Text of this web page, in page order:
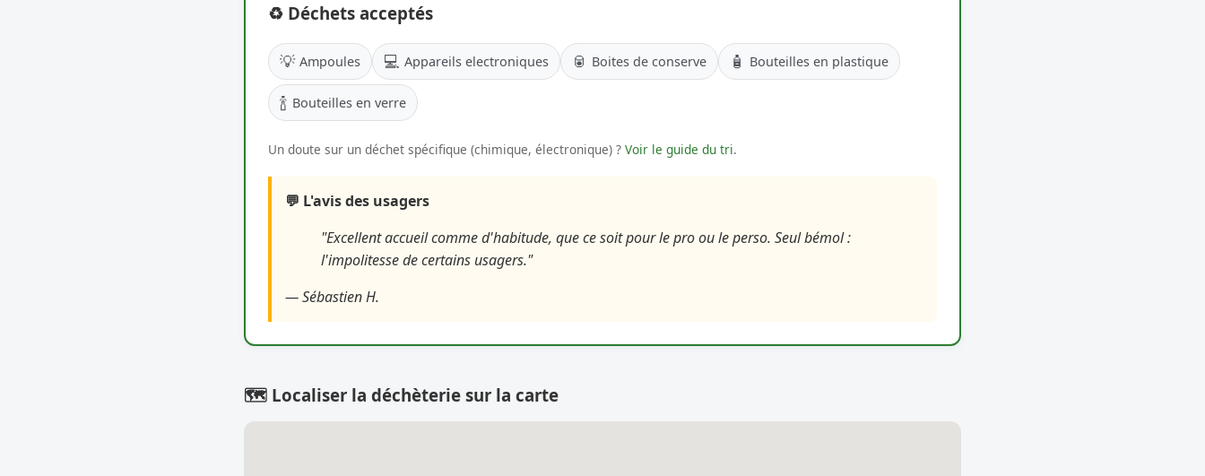
♻️ Déchets acceptés
💡 Ampoules 💻 Appareils electroniques 🥫 Boites de conserve 🧴 Bouteilles en plastique
🍾 Bouteilles en verre
Un doute sur un déchet spécifique (chimique, électronique) ? Voir le guide du tri.
💬 L'avis des usagers
"Excellent accueil comme d'habitude, que ce soit pour le pro ou le perso. Seul bémol :
l'impolitesse de certains usagers."
— Sébastien H.
🗺️ Localiser la déchèterie sur la carte